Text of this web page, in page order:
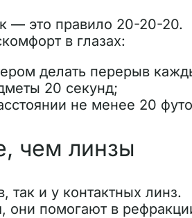
— это правило 20-20-20.
в глазах:
делать перерыв
20 секунд;
не менее 20
чем линзы
так и у контактных линз.
они помогают в